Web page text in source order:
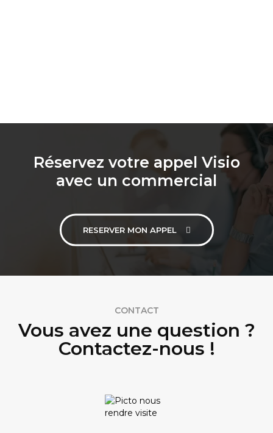
Réservez votre appel Visio
avec un commercial
RESERVER MON APPEL
CONTACT
Vous avez une question ?
Contactez-nous !